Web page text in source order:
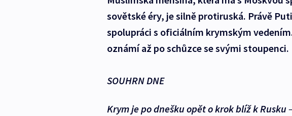
sovětské éry, je silně protiruská. Právě
spolupráci s oficiálním krymským
oznámí až po schůzce se svými stoupenci.
SOUHRN DNE
Krym je po dnešku opět o krok blíž k Rusku